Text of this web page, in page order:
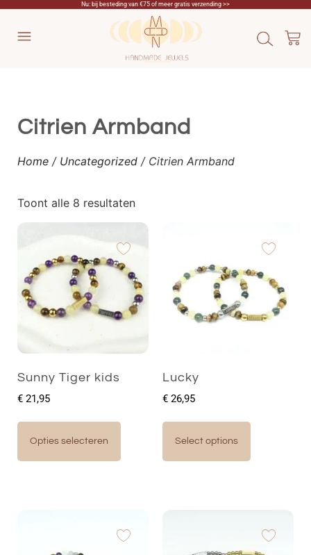
Nu: bij besteding van €75 of meer gratis verzending >>
Citrien Armband
Home / Uncategorized / Citrien Armband
Toont alle 8 resultaten
Sunny Tiger kids
€ 21,95
Opties selecteren
Lucky
€ 26,95
Select options